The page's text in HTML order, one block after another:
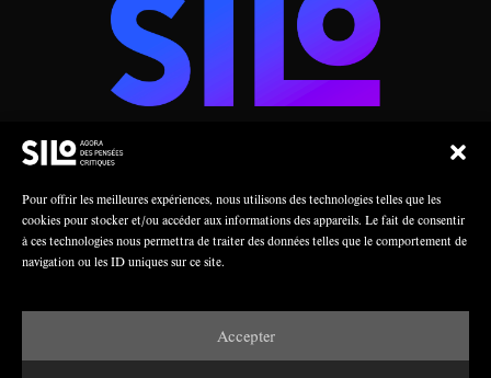
Pour offrir les meilleures expériences, nous utilisons des technologies telles que les
cookies pour stocker et/ou accéder aux informations des appareils. Le fait de consentir
à ces technologies nous permettra de traiter des données telles que le comportement de
navigation ou les ID uniques sur ce site.
Accepter
AGORA DES PENSÉES CRITIQUES
Une collaboration